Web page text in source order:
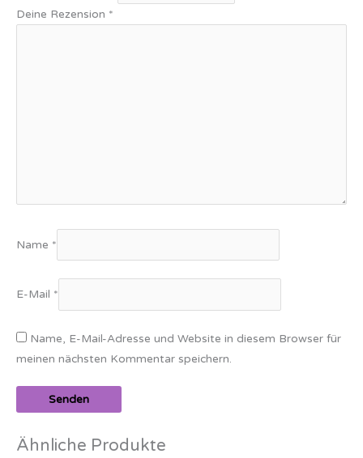
Deine Rezension *
Name *
E-Mail *
Name, E-Mail-Adresse und Website in diesem Browser für
meinen nächsten Kommentar speichern.
Ähnliche Produkte